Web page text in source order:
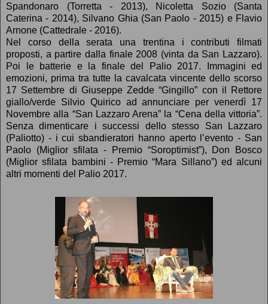
Spandonaro (Torretta - 2013), Nicoletta Sozio (Santa
Caterina - 2014), Silvano Ghia (San Paolo - 2015) e Flavio
Arnone (Cattedrale - 2016).
Nel corso della serata una trentina i contributi filmati
proposti, a partire dalla finale 2008 (vinta da San Lazzaro).
Poi le batterie e la finale del Palio 2017. Immagini ed
emozioni, prima tra tutte la cavalcata vincente dello scorso
17 Settembre di Giuseppe Zedde “Gingillo” con il Rettore
giallo/verde Silvio Quirico ad annunciare per venerdì 17
Novembre alla “San Lazzaro Arena” la “Cena della vittoria”.
Senza dimenticare i successi dello stesso San Lazzaro
(Paliotto) - i cui sbandieratori hanno aperto l’evento - San
Paolo (Miglior sfilata - Premio “Soroptimist”), Don Bosco
(Miglior sfilata bambini - Premio “Mara Sillano”) ed alcuni
altri momenti del Palio 2017.